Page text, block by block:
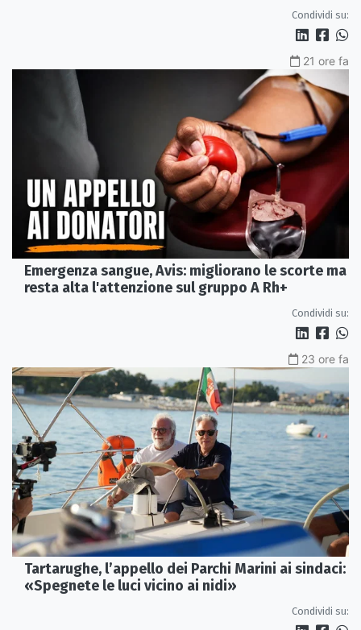
Condividi su:
21 ore fa
Emergenza sangue, Avis: migliorano le scorte ma
resta alta l'attenzione sul gruppo A Rh+
Condividi su:
23 ore fa
Tartarughe, l’appello dei Parchi Marini ai sindaci:
«Spegnete le luci vicino ai nidi»
Condividi su: